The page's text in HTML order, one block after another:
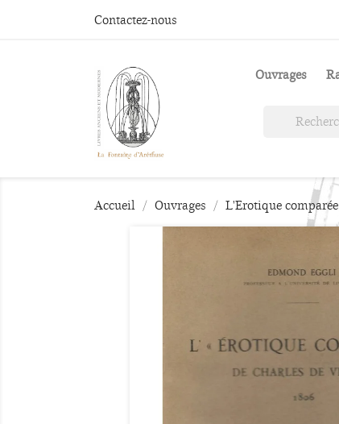
Contactez-nous
Ouvrages
Accueil Ouvrages L'Erotique